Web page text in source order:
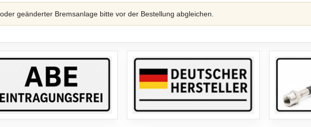
geänderter Bremsanlage bitte vor der Bestellung abgleichen.